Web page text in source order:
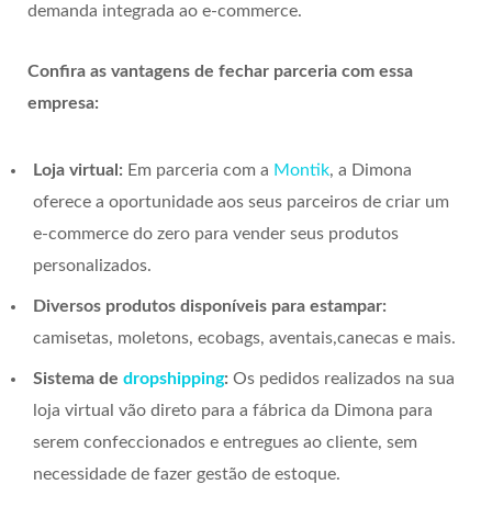
demanda integrada ao e-commerce.
Confira as vantagens de fechar parceria com essa
empresa:
Loja virtual: Em parceria com a Montik, a Dimona
oferece a oportunidade aos seus parceiros de criar um
e-commerce do zero para vender seus produtos
personalizados.
Diversos produtos disponíveis para estampar:
camisetas, moletons, ecobags, aventais,canecas e mais.
Sistema de dropshipping: Os pedidos realizados na sua
loja virtual vão direto para a fábrica da Dimona para
serem confeccionados e entregues ao cliente, sem
necessidade de fazer gestão de estoque.